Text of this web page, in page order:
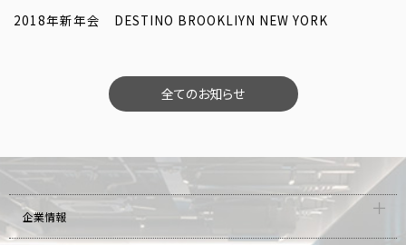
2018年新年会 DESTINO BROOKLIYN NEW YORK
全てのお知らせ
企業情報